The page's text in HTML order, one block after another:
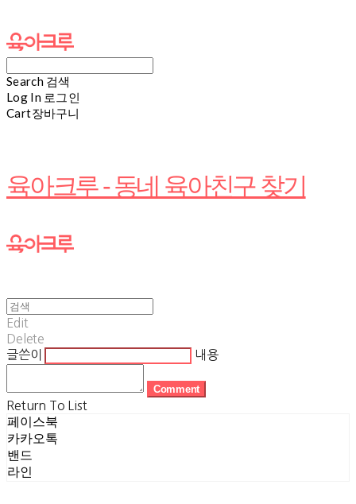
Search 검색
Log In 로그인
Cart장바구니
육아크루 - 동네 육아친구 찾기
Edit
Delete
글쓴이
내용
Comment
Return To List
페이스북
카카오톡
밴드
라인